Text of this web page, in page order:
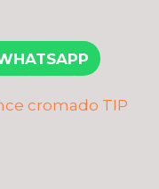
cromado TIP